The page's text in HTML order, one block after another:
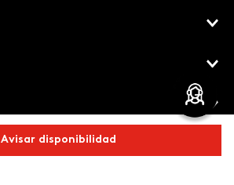
Avisar disponibilidad
Entregas a todo